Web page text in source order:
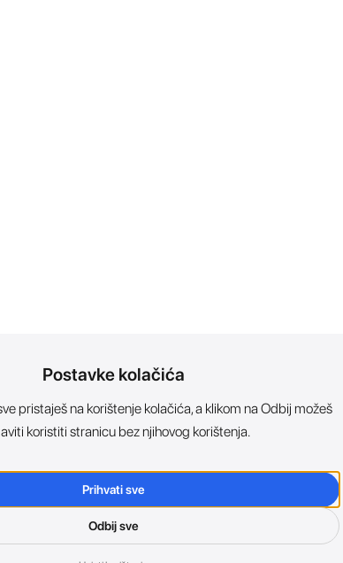
Postavke kolačića
pristaješ na korištenje kolačića, a klikom na Odbij možeš
koristiti stranicu bez njihovog korištenja.
Prihvati sve
Odbij sve